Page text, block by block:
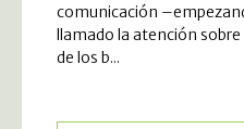
comunicación
llamado la atención
de los b...